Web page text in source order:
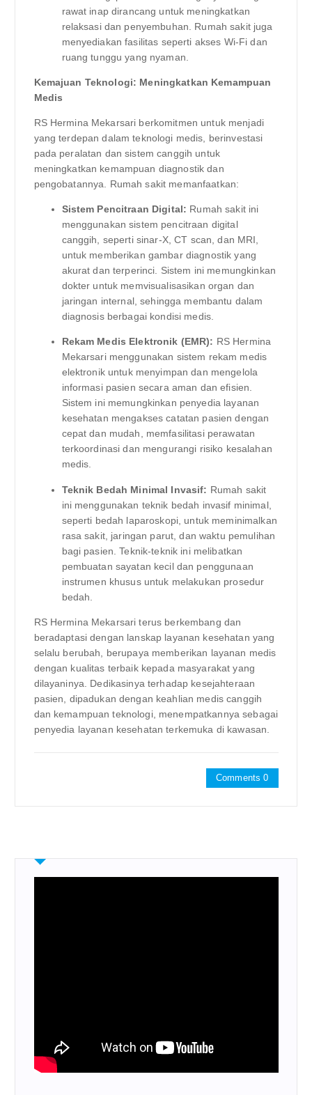
rawat inap dirancang untuk meningkatkan
relaksasi dan penyembuhan. Rumah sakit juga
menyediakan fasilitas seperti akses Wi-Fi dan
ruang tunggu yang nyaman.
Kemajuan Teknologi: Meningkatkan Kemampuan
Medis
RS Hermina Mekarsari berkomitmen untuk menjadi
yang terdepan dalam teknologi medis, berinvestasi
pada peralatan dan sistem canggih untuk
meningkatkan kemampuan diagnostik dan
pengobatannya. Rumah sakit memanfaatkan:
Sistem Pencitraan Digital: Rumah sakit ini
menggunakan sistem pencitraan digital
canggih, seperti sinar-X, CT scan, dan MRI,
untuk memberikan gambar diagnostik yang
akurat dan terperinci. Sistem ini memungkinkan
dokter untuk memvisualisasikan organ dan
jaringan internal, sehingga membantu dalam
diagnosis berbagai kondisi medis.
Rekam Medis Elektronik (EMR): RS Hermina
Mekarsari menggunakan sistem rekam medis
elektronik untuk menyimpan dan mengelola
informasi pasien secara aman dan efisien.
Sistem ini memungkinkan penyedia layanan
kesehatan mengakses catatan pasien dengan
cepat dan mudah, memfasilitasi perawatan
terkoordinasi dan mengurangi risiko kesalahan
medis.
Teknik Bedah Minimal Invasif: Rumah sakit
ini menggunakan teknik bedah invasif minimal,
seperti bedah laparoskopi, untuk meminimalkan
rasa sakit, jaringan parut, dan waktu pemulihan
bagi pasien. Teknik-teknik ini melibatkan
pembuatan sayatan kecil dan penggunaan
instrumen khusus untuk melakukan prosedur
bedah.
RS Hermina Mekarsari terus berkembang dan
beradaptasi dengan lanskap layanan kesehatan yang
selalu berubah, berupaya memberikan layanan medis
dengan kualitas terbaik kepada masyarakat yang
dilayaninya. Dedikasinya terhadap kesejahteraan
pasien, dipadukan dengan keahlian medis canggih
dan kemampuan teknologi, menempatkannya sebagai
penyedia layanan kesehatan terkemuka di kawasan.
Comments 0